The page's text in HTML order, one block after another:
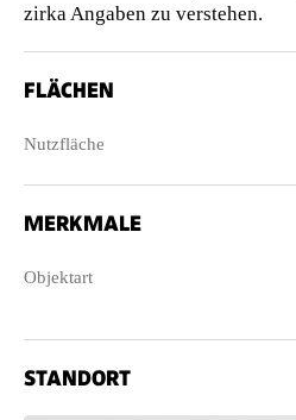
zirka Angaben zu verstehen.
FLÄCHEN
Nutzfläche
MERKMALE
Objektart
STANDORT